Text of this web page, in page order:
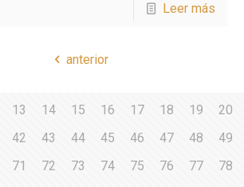
Leer más
anterior
13 14 15 16 17 18 19 20
42 43 44 45 46 47 48 49
71 72 73 74 75 76 77 78